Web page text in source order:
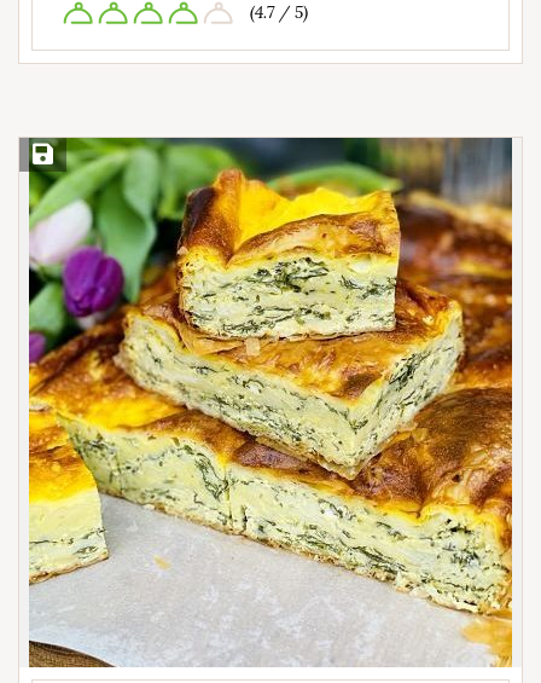
(4.7 / 5)
Save Recipe